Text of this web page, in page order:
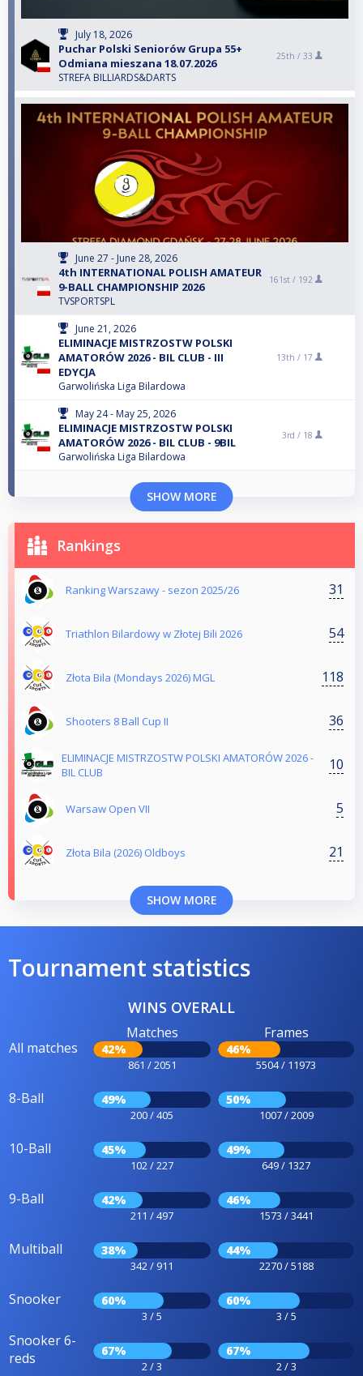
July 18, 2026
Puchar Polski Seniorów Grupa 55+
Odmiana mieszana 18.07.2026
STREFA BILLIARDS&DARTS
25th / 33
June 27 - June 28, 2026
4th INTERNATIONAL POLISH AMATEUR
9-BALL CHAMPIONSHIP 2026
TVSPORTSPL
161st / 192
June 21, 2026
ELIMINACJE MISTRZOSTW POLSKI
AMATORÓW 2026 - BIL CLUB - III
EDYCJA
Garwolińska Liga Bilardowa
13th / 17
May 24 - May 25, 2026
ELIMINACJE MISTRZOSTW POLSKI
AMATORÓW 2026 - BIL CLUB - 9BIL
Garwolińska Liga Bilardowa
3rd / 18
SHOW MORE
Rankings
Ranking Warszawy - sezon 2025/26 31
Triathlon Bilardowy w Złotej Bili 2026 54
Złota Bila (Mondays 2026) MGL 118
Shooters 8 Ball Cup II 36
ELIMINACJE MISTRZOSTW POLSKI AMATORÓW 2026 -
BIL CLUB
10
Warsaw Open VII 5
Złota Bila (2026) Oldboys 21
SHOW MORE
Tournament statistics
WINS OVERALL
All matches
Matches
42%
861 / 2051
Frames
46%
5504 / 11973
8-Ball 49%
200 / 405
50%
1007 / 2009
10-Ball 45%
102 / 227
49%
649 / 1327
9-Ball 42%
211 / 497
46%
1573 / 3441
Multiball 38%
342 / 911
44%
2270 / 5188
Snooker 60%
3 / 5
60%
3 / 5
Snooker 6-
reds
67%
2 / 3
67%
2 / 3